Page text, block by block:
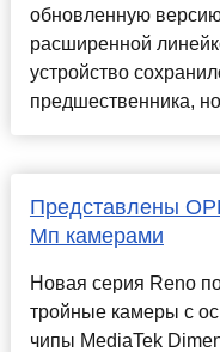
обновленную
расширенной
устройство
предшественника,
Представлены
Мп камерами
Новая серия Reno
тройные камеры с
чипы MediaTek